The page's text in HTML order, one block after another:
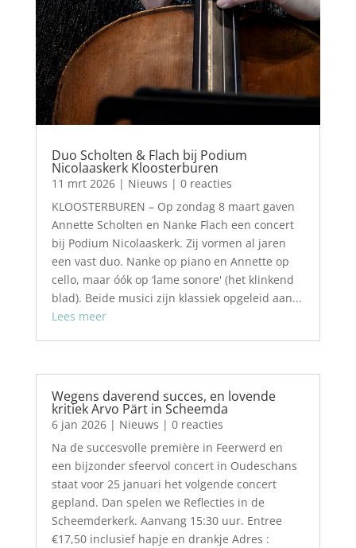
Duo Scholten & Flach bij Podium
Nicolaaskerk Kloosterburen
11 mrt 2026| Nieuws | 0 reacties
KLOOSTERBUREN – Op zondag 8 maart gaven
Annette Scholten en Nanke Flach een concert
bij Podium Nicolaaskerk. Zij vormen al jaren
een vast duo. Nanke op piano en Annette op
cello, maar óók op ‘lame sonore' (het klinkend
blad). Beide musici zijn klassiek opgeleid aan...
Lees meer
Wegens daverend succes, en lovende
kritiek Arvo Pärt in Scheemda
6 jan 2026| Nieuws | 0 reacties
Na de succesvolle première in Feerwerd en
een bijzonder sfeervol concert in Oudeschans
staat voor 25 januari het volgende concert
gepland. Dan spelen we Reflecties in de
Scheemderkerk. Aanvang 15:30 uur. Entree
€17,50 inclusief hapje en drankje Adres :